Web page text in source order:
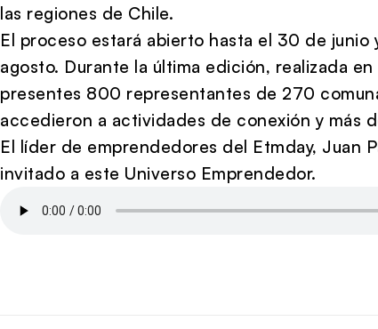
las regiones de Chile.
El proceso estará abierto hasta el 30 de junio
agosto. Durante la última edición, realizada
presentes 800 representantes de 270
accedieron a actividades de conexión y más
El líder de emprendedores del Etmday, Juan
invitado a este Universo Emprendedor.